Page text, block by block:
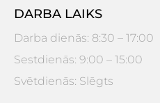
DARBA LAIKS
Darba dienās: 8:30 – 17:00
Sestdienās: 9:00 – 15:00
Svētdienās: Slēgts